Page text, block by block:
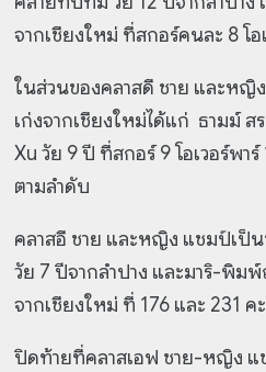
จากเชียงใหม่ ที่สกอร์คนละ 8 โอ
ในส่วนของคลาสดี ชาย และหญิ
เก่งจากเชียงใหม่ได้แก่ ธามม์ ส
Xu วัย 9 ปี ที่สกอร์ 9 โอเวอร์พาร์
ตามลำดับ
คลาสอี ชาย และหญิง แชมป์เป็
วัย 7 ปีจากลำปาง และมาริ-พิม
จากเชียงใหม่ ที่ 176 และ 231
ปิดท้ายที่คลาสเอฟ ชาย-หญิง